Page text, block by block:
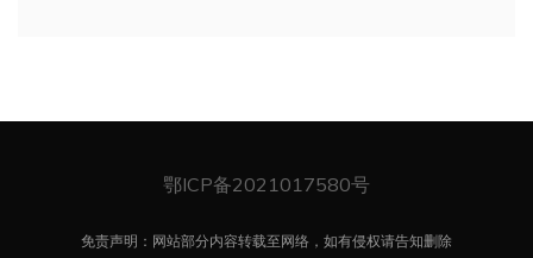
鄂ICP备2021017580号
免责声明：网站部分内容转载至网络，如有侵权请告知删除